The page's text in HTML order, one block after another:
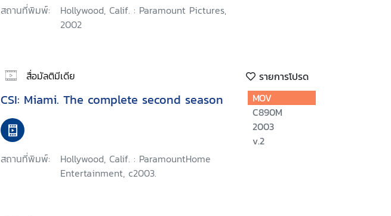
สถานที่พิมพ์:
Hollywood, Calif. : Paramount Pictures,
2002
สื่อมัลติมีเดีย รายการโปรด
CSI: Miami. The complete second season
สถานที่พิมพ์:
Hollywood, Calif. : ParamountHome
Entertainment, c2003.
MOV
C890M
2003
v.2